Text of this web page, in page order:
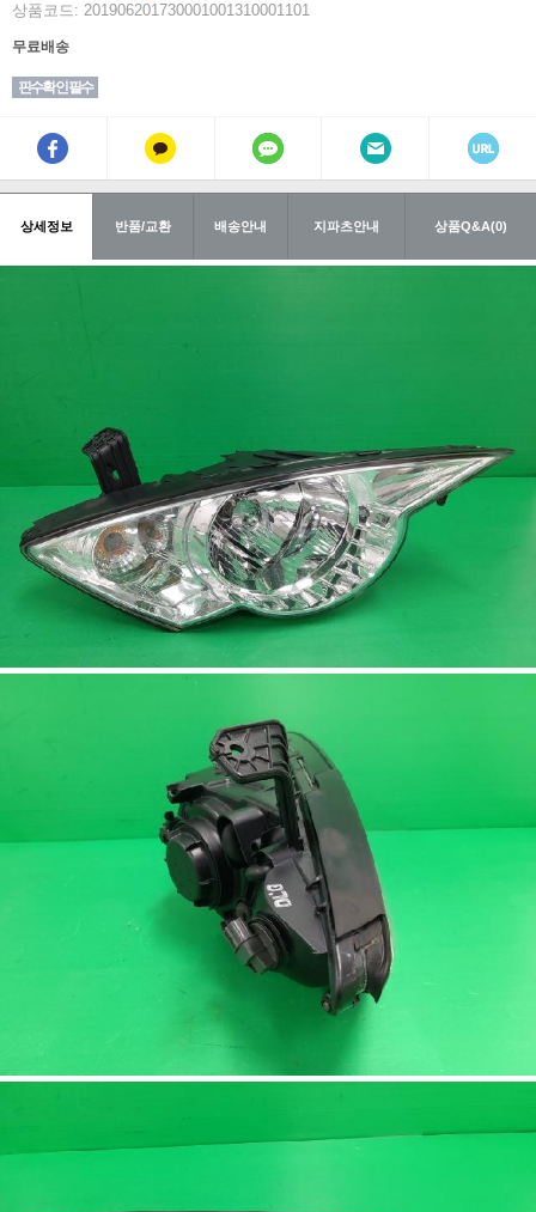
상품코드: 201906201730001001310001101
무료배송
핀수확인 필수
상세정보 반품/교환 배송안내 지파츠안내 상품Q&A(0)